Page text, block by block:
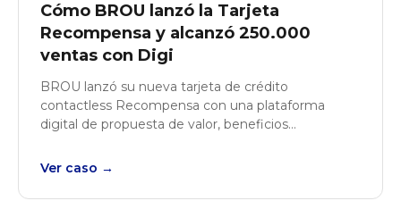
Cómo BROU lanzó la Tarjeta
Recompensa y alcanzó 250.000
ventas con Digi
BROU lanzó su nueva tarjeta de crédito
contactless Recompensa con una plataforma
digital de propuesta de valor, beneficios
Ver caso →